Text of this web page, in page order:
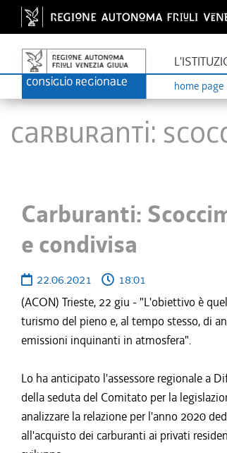
home page
Carburanti:
Carburanti:
e condivisa
22.06.2021
18:01
(ACON) Trieste, 22 giu - "L'obiettivo è
turismo del pieno e, al tempo stesso, di
emissioni inquinanti in atmosfera".
Lo ha anticipato l'assessore regionale a
della seduta del Comitato per la
analizzare la relazione per l'anno 2020
all'acquisto dei carburanti ai privati